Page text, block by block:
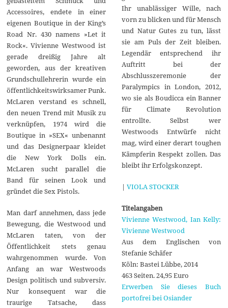
Accessoires, endete in einer
eigenen Boutique in der King’s
Road Nr. 430 namens »Let it
Rock«. Vivienne Westwood ist
gerade dreißig Jahre alt
geworden, aus der kreativen
Grundschullehrerin wurde ein
öffentlichkeitswirksamer Punk.
McLaren verstand es schnell,
den neuen Trend mit Musik zu
verknüpfen, 1974 wird die
Boutique in »SEX« unbenannt
und das Designerpaar kleidet
die New York Dolls ein.
McLaren sucht parallel die
Band für seinen Look und
gründet die Sex Pistols.
Man darf annehmen, dass jede
Bewegung, die Westwood und
McLaren taten, von der
Öffentlichkeit stets genau
wahrgenommen wurde. Von
Anfang an war Westwoods
Design politisch und subversiv.
Nur konsequent war die
traurige Tatsache, dass
Ihr unablässiger Wille, nach
vorn zu blicken und für Mensch
und Natur Gutes zu tun, lässt
sie am Puls der Zeit bleiben.
Legendär entsprechend ihr
Auftritt bei der
Abschlusszeremonie der
Paralympics in London, 2012,
wo sie als Boudicca ein Banner
für Climate Revolution
entrollte. Selbst wer
Westwoods Entwürfe nicht
mag, wird einer derart toughen
Kämpferin Respekt zollen. Das
bleibt ihr Erfolgskonzept.
| VIOLA STOCKER
Titelangaben
Vivienne Westwood, Ian Kelly:
Vivienne Westwood
Aus dem Englischen von
Stefanie Schäfer
Köln: Bastei Lübbe, 2014
463 Seiten. 24,95 Euro
Erwerben Sie dieses Buch
portofrei bei Osiander